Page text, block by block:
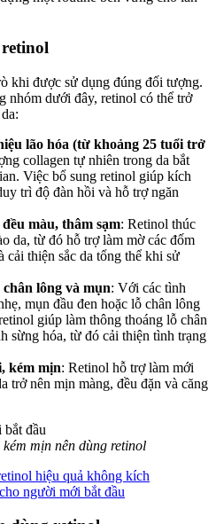
khi được sử dụng đúng đối tượng.
nhóm dưới đây, retinol có thể trở
lão hóa (từ khoảng 25 tuổi trở
collagen tự nhiên trong da bắt
Việc bổ sung retinol giúp kích
trì độ đàn hồi và hỗ trợ ngăn
màu, thâm sạm: Retinol thúc
da, từ đó hỗ trợ làm mờ các đốm
cải thiện sắc da tổng thể khi sử
lông và mụn: Với các tình
mụn đầu đen hoặc lỗ chân lông
giúp làm thông thoáng lỗ chân
sừng hóa, từ đó cải thiện tình trạng
kém mịn: Retinol hỗ trợ làm mới
trở nên mịn màng, đều đặn và căng
mịn nên dùng retinol
hiệu quả không kích
người mới bắt đầu